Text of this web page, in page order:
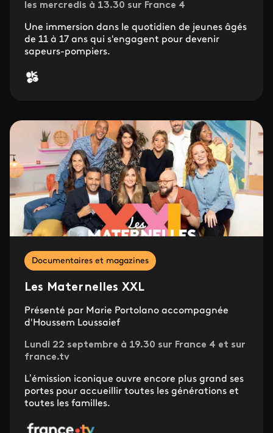
les mercredis à 13.30 sur France 4
Une immersion dans le quotidien de jeunes âgés
de 11 à 17 ans qui s'engagent pour devenir
sapeurs-pompiers.
Documentaires et magazines
Les Maternelles XXL
Présenté par Marie Portolano accompagnée
d'Houssem Loussaief
Lundi 22 septembre à 19.30 sur France 4 et sur
france.tv
L’émission iconique ouvre encore plus grand ses
portes pour accueillir toutes les générations et
toutes les familles.